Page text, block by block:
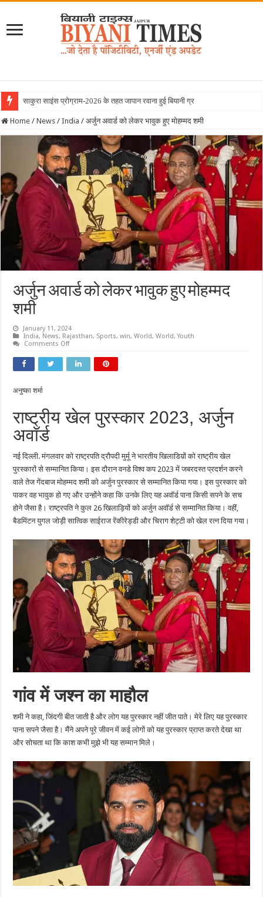
साकुरा साइंस प्रोग्राम-2026 के तहत जापान रवाना हुई बियानी ग्रुप ऑफ कॉलेजेज की छात
Home / News / India / अर्जुन अवार्ड को लेकर भावुक हुए मोहम्मद शमी
अर्जुन अवार्ड को लेकर भावुक हुए मोहम्मद
शमी
January 11, 2024
India, News, Rajasthan, Sports,win,World,World,Youth
Comments Offon
अवार्ड
लेकर
अनुष्का शर्मा
राष्ट्रीय खेल पुरस्कार 2023, अर्जुन
अवॉर्ड
नई दिल्ली. मंगलवार को राष्ट्रपति द्रौपदी मुर्मू ने भारतीय खिलाडिय़ों को राष्ट्रीय खेल
पुरस्कारों से सम्मानित किया। इस दौरान वनडे विश्व कप 2023 में जबरदस्त प्रदर्शन करने
वाले तेज गेंदबाज मोहम्मद शमी को अर्जुन पुरस्कार से सम्मानित किया गया। इस पुरस्कार को
पाकर वह भावुक हो गए और उन्होंने कहा कि उनके लिए यह अवॉर्ड पाना किसी सपने के सच
होने जैसा है। राष्ट्रपति ने कुल 26 खिलाड़ियों को अर्जुन अवॉर्ड से सम्मानित किया। वहीं,
बैडमिंटन युगल जोड़ी सात्विक साईराज रेंकीरेड्डी और चिराग शेट्टी को खेल रत्न दिया गया।
गांव में जश्न का माहौल
शमी ने कहा, जिंदगी बीत जाती है और लोग यह पुरस्कार नहीं जीत पाते। मेरे लिए यह पुरस्कार
पाना सपने जैसा है। मैंने अपने पूरे जीवन में कई लोगों को यह पुरस्कार प्राप्त करते देखा था
और सोचता था कि काश कभी मुझे भी यह सम्मान मिले।